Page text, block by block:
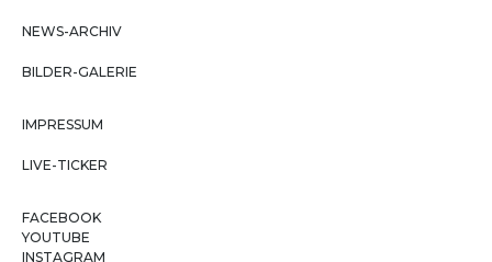
NEWS-ARCHIV
BILDER-GALERIE
IMPRESSUM
LIVE-TICKER
FACEBOOK
YOUTUBE
INSTAGRAM